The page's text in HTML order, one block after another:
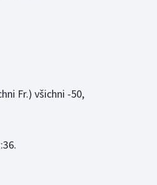
Fr.) všichni -50,